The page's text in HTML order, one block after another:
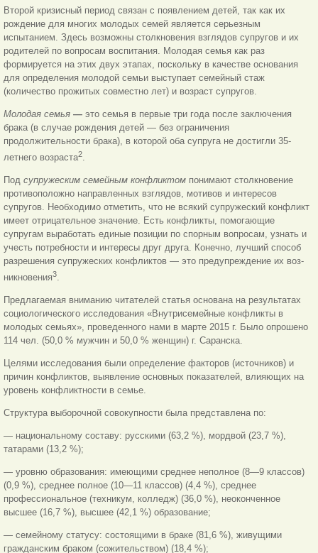
Второй кризисный период связан с появлением детей, так как их
рождение для многих молодых семей является серьезным
испытанием. Здесь возможны столкновения взглядов супругов и их
родителей по вопросам воспитания. Молодая семья как раз
формируется на этих двух этапах, поскольку в качестве основания
для определения молодой семьи выступает семейный стаж
(количество прожитых совместно лет) и возраст супругов.
Молодая семья — это семья в первые три года после заключения
брака (в случае рождения детей — без ограничения
продолжительности брака), в которой оба супруга не достигли 35-
летнего возраста2.
Под супружеским семейным конфликтом понимают столкновение
противоположно направленных взглядов, мотивов и интересов
супругов. Необходимо отметить, что не всякий супружеский конфликт
имеет отрицательное значение. Есть конфликты, помогающие
супругам выработать единые позиции по спорным вопросам, узнать и
учесть потребности и интересы друг друга. Конечно, лучший способ
разрешения супружеских конфликтов — это предупреждение их воз-
никновения3.
Предлагаемая вниманию читателей статья основана на результатах
социологического исследования «Внутрисемейные конфликты в
молодых семьях», проведенного нами в марте 2015 г. Было опрошено
114 чел. (50,0 % мужчин и 50,0 % женщин) г. Саранска.
Целями исследования были определение факторов (источников) и
причин конфликтов, выявление основных показателей, влияющих на
уровень конфликтности в семье.
Структура выборочной совокупности была представлена по:
— национальному составу: русскими (63,2 %), мордвой (23,7 %),
татарами (13,2 %);
— уровню образования: имеющими среднее неполное (8—9 классов)
(0,9 %), среднее полное (10—11 классов) (4,4 %), среднее
профессиональное (техникум, колледж) (36,0 %), неоконченное
высшее (16,7 %), высшее (42,1 %) образование;
— семейному статусу: состоящими в браке (81,6 %), живущими
гражданским браком (сожительством) (18,4 %);